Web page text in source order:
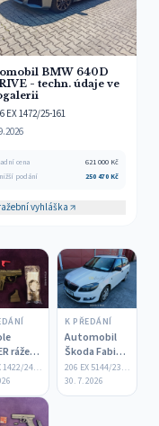
BMW 640D
- techn. údaje ve
EX 1472/25-161
cena 621 000 Kč
podání
250 470Kč
vyhláška
ráže:9
-
musí
206 EX 1422/24-68
K PŘEDÁNÍ
Automobil
Škoda Fabia -
techn. údaje
ve fotogalerii
206 EX 5144/23-86
30. 7. 2026